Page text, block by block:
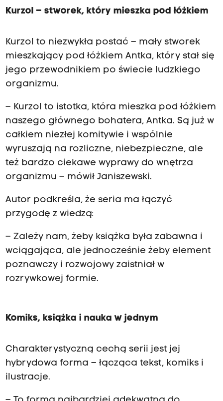
Kurzol – stworek, który mieszka pod łóżkiem
Kurzol to niezwykła postać – mały stworek
mieszkający pod łóżkiem Antka, który stał się
jego przewodnikiem po świecie ludzkiego
organizmu.
– Kurzol to istotka, która mieszka pod łóżkiem
naszego głównego bohatera, Antka. Są już w
całkiem niezłej komitywie i wspólnie
wyruszają na rozliczne, niebezpieczne, ale
też bardzo ciekawe wyprawy do wnętrza
organizmu – mówił Janiszewski.
Autor podkreśla, że seria ma łączyć
przygodę z wiedzą:
– Zależy nam, żeby książka była zabawna i
wciągająca, ale jednocześnie żeby element
poznawczy i rozwojowy zaistniał w
rozrywkowej formie.
Komiks, książka i nauka w jednym
Charakterystyczną cechą serii jest jej
hybrydowa forma – łącząca tekst, komiks i
ilustracje.